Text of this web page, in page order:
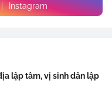
Instagram
lập tâm, vị sinh dân lập